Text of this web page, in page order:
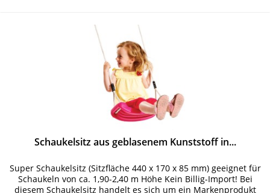
Schaukelsitz aus geblasenem Kunststoff in...
Super Schaukelsitz (Sitzfläche 440 x 170 x 85 mm) geeignet für
Schaukeln von ca. 1,90-2,40 m Höhe Kein Billig-Import! Bei
diesem Schaukelsitz handelt es sich um ein Markenprodukt